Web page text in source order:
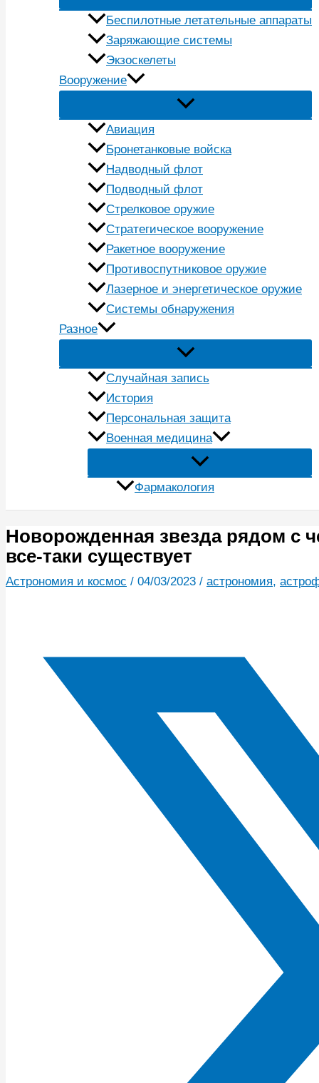
Беспилотные летательные аппараты
Заряжающие системы
Экзоскелеты
Вооружение
Авиация
Бронетанковые войска
Надводный флот
Подводный флот
Стрелковое оружие
Стратегическое вооружение
Ракетное вооружение
Противоспутниковое оружие
Лазерное и энергетическое оружие
Системы обнаружения
Разное
Случайная запись
История
Персональная защита
Военная медицина
Фармакология
Новорожденная звезда рядом с
все-таки существует
Астрономия и космос / 04/03/2023 / астрономия,